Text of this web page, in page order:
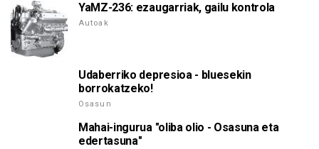
YaMZ-236: ezaugarriak, gailu kontrola
Autoak
Udaberriko depresioa - bluesekin
borrokatzeko!
Osasun
Mahai-ingurua "oliba olio - Osasuna eta
edertasuna"